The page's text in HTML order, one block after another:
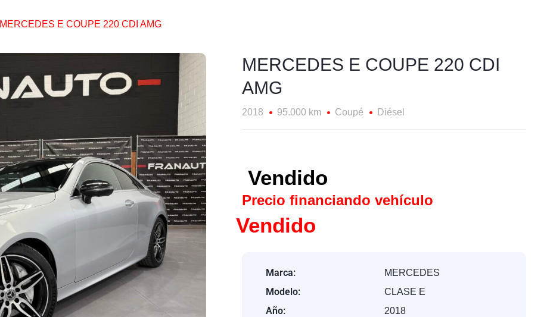
MERCEDES E COUPE 220 CDI AMG
MERCEDES E COUPE 220 CDI
AMG
2018 95.000 km Coupé Diésel
Vendido
Precio financiando vehículo
Vendido
Marca: MERCEDES
Modelo: CLASE E
Año: 2018